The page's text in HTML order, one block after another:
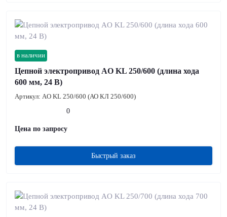
в наличии
Цепной электропривод AO KL 250/600 (длина хода
600 мм, 24 В)
Артикул: AO KL 250/600 (АО КЛ 250/600)
0
Цена по запросу
Быстрый заказ